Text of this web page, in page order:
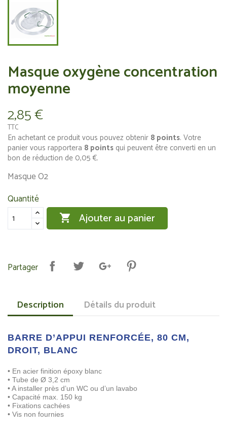
Masque oxygène concentration
moyenne
2,85 €
TTC
En achetant ce produit vous pouvez obtenir 8 points. Votre
panier vous rapportera 8 points qui peuvent être converti en un
bon de réduction de 0,05 €.
Masque O2
Quantité
 Ajouter au panier
Partager
Description Détails du produit
BARRE D’APPUI RENFORCÉE, 80 CM,
DROIT, BLANC
• En acier finition époxy blanc
• Tube de Ø 3,2 cm
• A installer près d’un WC ou d’un lavabo
• Capacité max. 150 kg
• Fixations cachées
• Vis non fournies